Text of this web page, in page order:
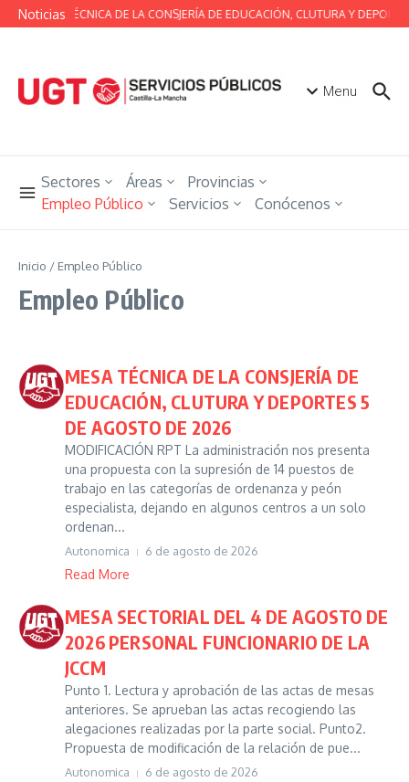
Saltar al contenido
Noticias
MESA TÉCNICA DE LA CONSJERÍA DE EDUCACIÓN, CLUTURA Y
Menu
Sectores Áreas
Provincias
Empleo Público
Servicios Conócenos
Inicio / Empleo Público
Empleo Público
MESA TÉCNICA DE LA CONSJERÍA DE
EDUCACIÓN, CLUTURA Y DEPORTES 5
DE AGOSTO DE 2026
MODIFICACIÓN RPT La administración nos presenta
una propuesta con la supresión de 14 puestos de
trabajo en las categorías de ordenanza y peón
especialista, dejando en algunos centros a un solo
ordenan...
Autonomica 6 de agosto de 2026
Read More
MESA SECTORIAL DEL 4 DE AGOSTO DE
2026 PERSONAL FUNCIONARIO DE LA
JCCM
Punto 1. Lectura y aprobación de las actas de mesas
anteriores. Se aprueban las actas recogiendo las
alegaciones realizadas por la parte social. Punto2.
Propuesta de modificación de la relación de pue...
Autonomica 6 de agosto de 2026